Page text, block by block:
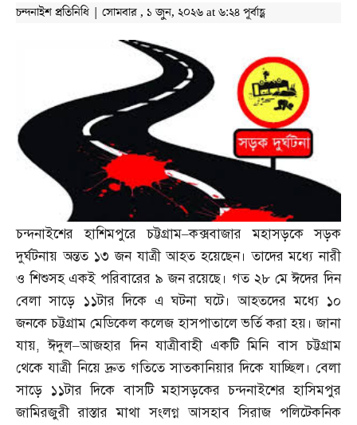
চন্দনাইশ প্রতিনিধি | সোমবার , ১ জুন, ২০২৬ at ৬:২৪ পূর্বাহ্ণ
চন্দনাইশের হাশিমপুরে চট্টগ্রাম–কক্সবাজার মহাসড়কে সড়ক
দুর্ঘটনায় অন্তত ১৩ জন যাত্রী আহত হয়েছেন। তাদের মধ্যে নারী
ও শিশুসহ একই পরিবারের ৯ জন রয়েছে। গত ২৮ মে ঈদের দিন
বেলা সাড়ে ১১টার দিকে এ ঘটনা ঘটে। আহতদের মধ্যে ১০
জনকে চট্টগ্রাম মেডিকেল কলেজ হাসপাতালে ভর্তি করা হয়। জানা
যায়,ঈদুল–আজহার দিন যাত্রীবাহী একটি মিনি বাস চট্টগ্রাম
থেকে যাত্রী নিয়ে দ্রুত গতিতে সাতকানিয়ার দিকে যাচ্ছিল। বেলা
সাড়ে ১১টার দিকে বাসটি মহাসড়কের চন্দনাইশের হাসিমপুর
জামিরজুরী রাস্তার মাথা সংলগ্ন আসহাব সিরাজ পলিটেকনিক